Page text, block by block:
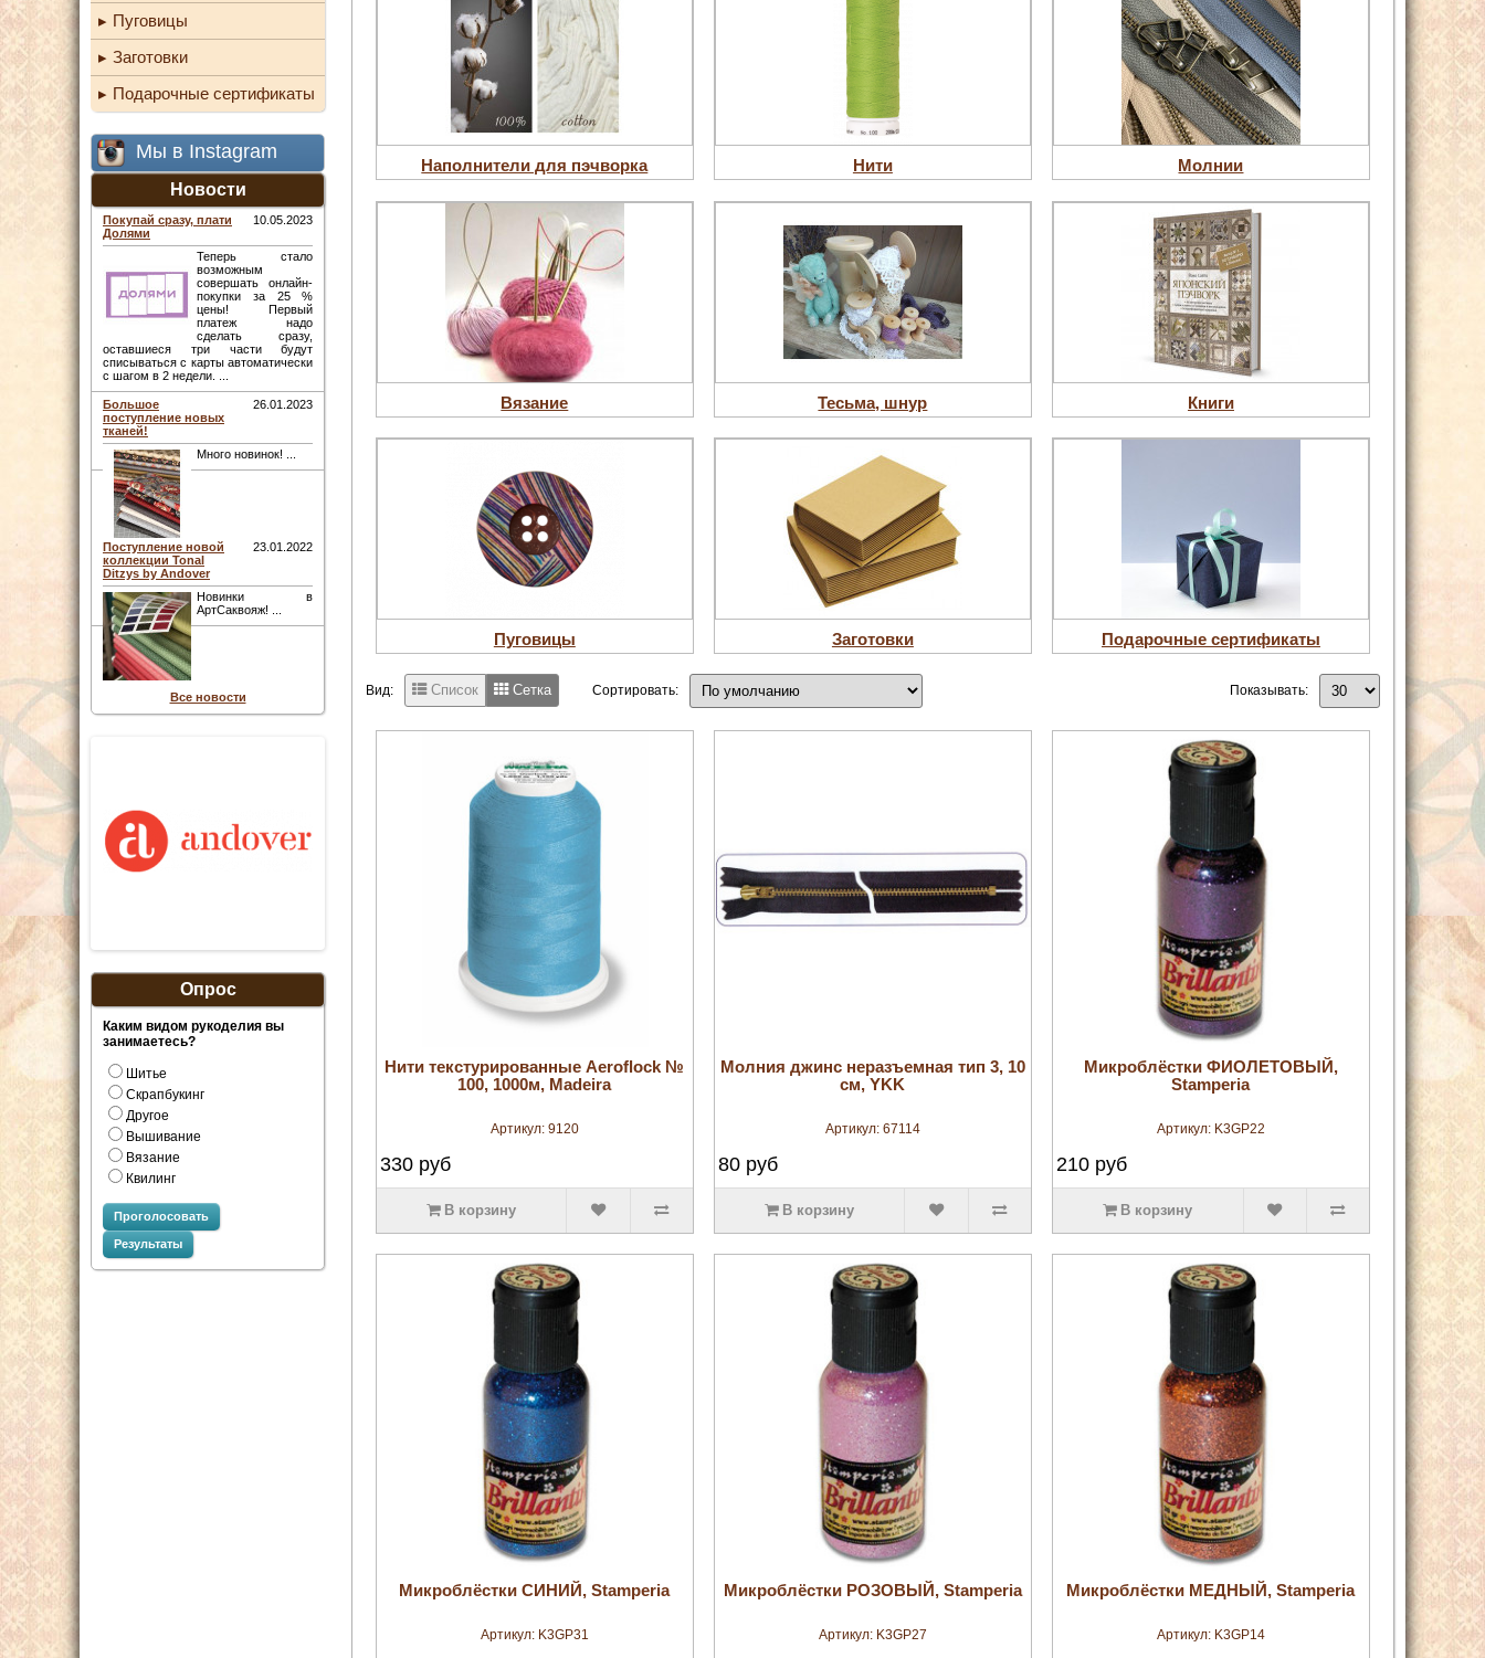
Пуговицы
Заготовки
Подарочные сертификаты
Мы в Instagram
Новости
Покупай сразу, плати
Долями
10.05.2023
Теперь стало
возможным
совершать онлайн-
покупки за 25 %
цены! Первый
платеж надо
сделать сразу,
оставшиеся три части будут
списываться с карты автоматически
с шагом в 2 недели. ...
Большое
поступление новых
тканей!
26.01.2023
Много новинок! ...
Поступление новой
коллекции Tonal
Ditzys by Andover
23.01.2022
Новинки в
АртСаквояж! ...
Все новости
Опрос
Каким видом рукоделия вы
занимаетесь?
Шитье
Скрапбукинг
Другое
Вышивание
Вязание
Квилинг
Проголосовать
Результаты
Наполнители для пэчворка Нити Молнии
Вязание Тесьма, шнур Книги
Пуговицы Заготовки Подарочные сертификаты
Вид: Список Сетка Сортировать: Показывать:
увеличить
Нити текстурированные Aeroflock №
100, 1000м, Madeira
Артикул: 9120
330руб
В корзину
увеличить
Молния джинс неразъемная тип 3, 10
см, YKK
Артикул: 67114
80 руб
В корзину
увеличить
Микроблёстки ФИОЛЕТОВЫЙ,
Stamperia
Артикул: K3GP22
210 руб
В корзину
увеличить
Микроблёстки СИНИЙ, Stamperia
Артикул: K3GP31
увеличить
Микроблёстки РОЗОВЫЙ, Stamperia
Артикул: K3GP27
увеличить
Микроблёстки МЕДНЫЙ, Stamperia
Артикул: K3GP14